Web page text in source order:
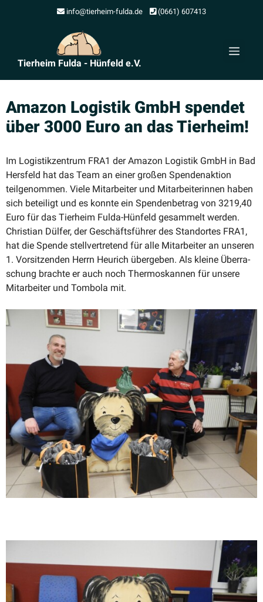
info@tierheim-fulda.de (0661) 607413
Tierheim Fulda - Hünfeld e.V.
Amazon Logistik GmbH spendet
über 3000 Euro an das Tierheim!
Im Logis­tik­zentrum FRA1 der Amazon Logistik GmbH in Bad
Hersfeld hat das Team an einer großen Spenden­aktion
teilge­nommen. Viele Mitar­beiter und Mitar­bei­te­rinnen haben
sich beteiligt und es konnte ein Spenden­betrag von 3219,40
Euro für das Tierheim Fulda-Hünfeld gesammelt werden.
Christian Dülfer, der Geschäfts­führer des Stand­ortes FRA1,
hat die Spende stell­ver­tretend für alle Mitar­beiter an unseren
1. Vorsit­zenden Herrn Heurich übergeben. Als kleine Überra­
schung brachte er auch noch Thermos­kannen für unsere
Mitar­beiter und Tombola mit.